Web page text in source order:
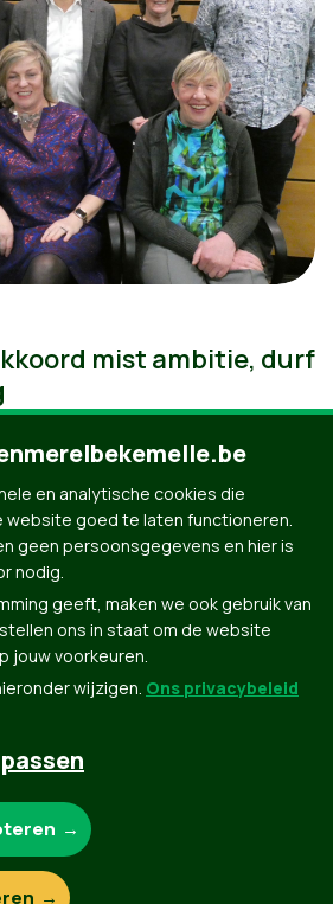
mist ambitie, durf
Privacybeleid
en analytische cookies die
website goed te laten functioneren.
geen persoonsgegevens en hier is
nodig.
geeft, maken we ook gebruik van
ons in staat om de website
jouw voorkeuren.
wijzigen. Ons privacybeleid
cookies: